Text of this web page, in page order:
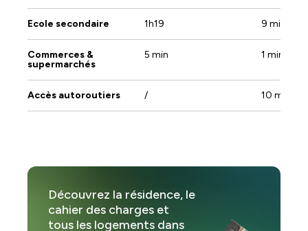
Ecole secondaire 1h19 9 min
Commerces &
supermarchés
5 min 1 min
Accès autoroutiers / 10 min
Découvrez la résidence, le
cahier des charges et
tous les logements dans